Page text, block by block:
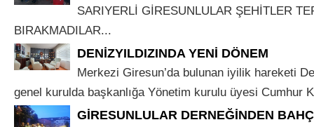
SARIYERLİ GİRESUNLULAR ŞEHİTLER
BIRAKMADILAR...
DENİZYILDIZINDA YENİ DÖNEM
Merkezi Giresun’da bulunan iyilik hareketi
genel kurulda başkanlığa Yönetim kurulu üyesi Cumhur
GİRESUNLULAR DERNEĞİNDEN